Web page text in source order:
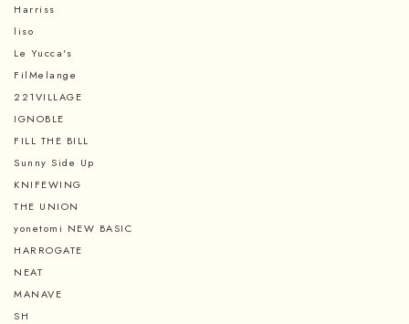
Harriss
liso
Le Yucca's
FilMelange
221VILLAGE
IGNOBLE
FILL THE BILL
Sunny Side Up
KNIFEWING
THE UNION
yonetomi NEW BASIC
HARROGATE
NEAT
MANAVE
SH